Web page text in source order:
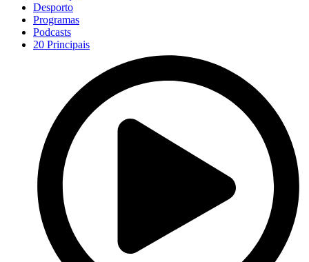
Desporto
Programas
Podcasts
20 Principais